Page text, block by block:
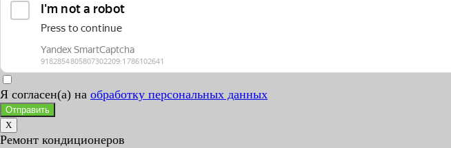
Я согласен(а) на обработку персональных данных
Отправить
X
Ремонт кондиционеров